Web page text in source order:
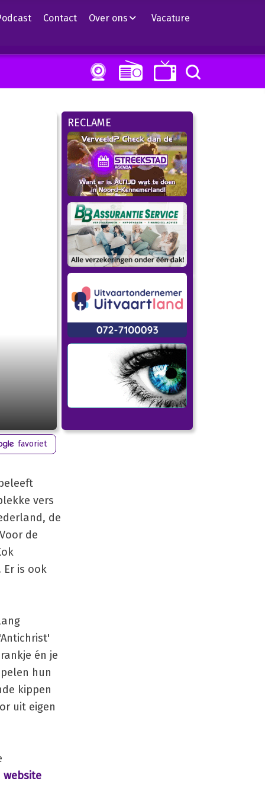
Contact Over ons Vacature
RECLAME
favoriet
vers
de
de
is ook
én je
hun
kippen
uit eigen
website